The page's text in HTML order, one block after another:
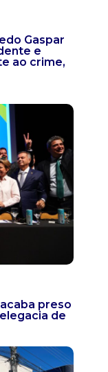
Gaspar
e
ao crime,
preso
de